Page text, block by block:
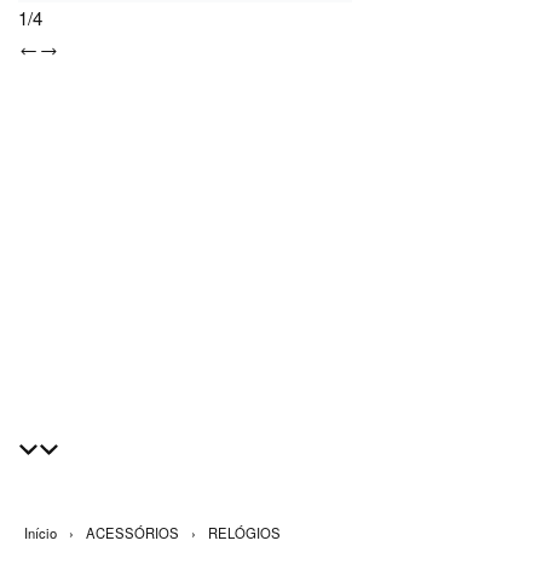
1/4
Início › ACESSÓRIOS › RELÓGIOS